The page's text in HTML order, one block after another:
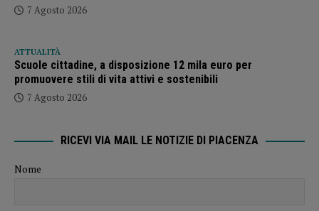
7 Agosto 2026
ATTUALITÀ
Scuole cittadine, a disposizione 12 mila euro per
promuovere stili di vita attivi e sostenibili
7 Agosto 2026
RICEVI VIA MAIL LE NOTIZIE DI PIACENZA
Nome